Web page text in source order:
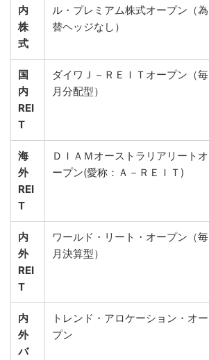
内
株
式
ル・プレミアム株式オープン（為
替ヘッジなし）
国
内
REI
T
ダイワＪ－ＲＥＩＴオープン（毎
月分配型）
海
外
REI
T
ＤＩＡＭオーストラリアリートオ
ープン(愛称：Ａ－ＲＥＩＴ)
内
外
REI
T
ワールド・リート・オープン（毎
月決算型）
内
外
バ
トレンド・アロケーション・オー
プン